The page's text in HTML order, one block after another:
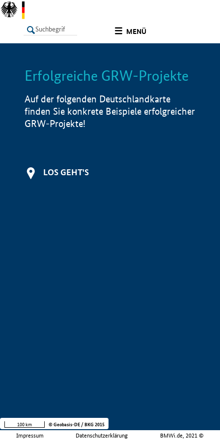
MENÜ
LISTE Info
Erfolgreiche GRW-Projekte
Auf der folgenden Deutschlandkarte
finden Sie konkrete Beispiele erfolgreicher
GRW-Projekte!
LOS GEHT'S
Impressum Datenschutzerklärung BMWi.de, 2021 ©
100 km © Geobasis-DE / BKG 2015